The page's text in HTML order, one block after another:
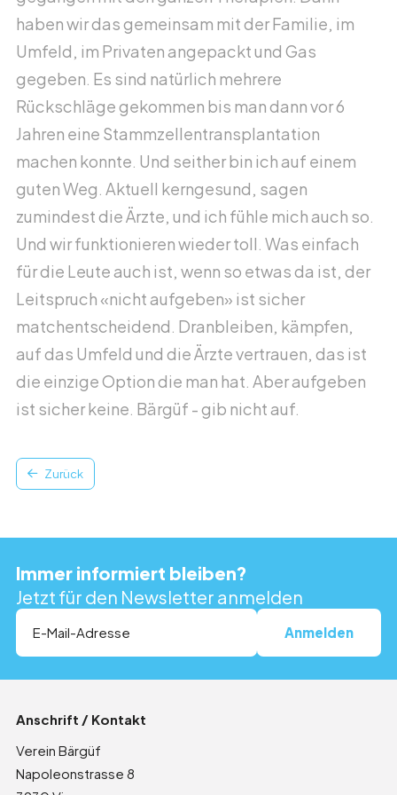
Zurück zur Übersicht
Hilft
haben wir das gemeinsam mit der Familie, im
Umfeld, im Privaten angepackt und Gas
gegeben. Es sind natürlich mehrere
Rückschläge gekommen bis man dann vor 6
Jahren eine Stammzellentransplantation
machen konnte. Und seither bin ich auf einem
guten Weg. Aktuell kerngesund, sagen
zumindest die Ärzte, und ich fühle mich auch so.
Und wir funktionieren wieder toll. Was einfach
für die Leute auch ist, wenn so etwas da ist, der
Leitspruch «nicht aufgeben» ist sicher
matchentscheidend. Dranbleiben, kämpfen,
auf das Umfeld und die Ärzte vertrauen, das ist
die einzige Option die man hat. Aber aufgeben
ist sicher keine. Bärgüf - gib nicht auf.
Zurück
Immer informiert bleiben?
Jetzt für den Newsletter anmelden
Anschrift / Kontakt
Verein Bärgüf
Napoleonstrasse 8